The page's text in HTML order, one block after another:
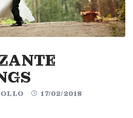
17/02/2018